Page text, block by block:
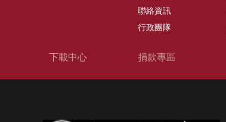
聯絡資訊
行政團隊
下載中心 捐款專區